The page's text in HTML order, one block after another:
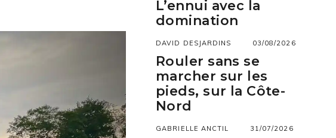
L’ennui avec la
domination
DAVID DESJARDINS 03/08/2026
Rouler sans se
marcher sur les
pieds, sur la Côte-
Nord
GABRIELLE ANCTIL 31/07/2026